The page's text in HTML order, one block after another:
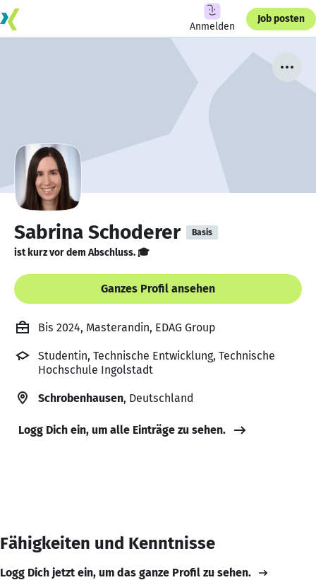
Anmelden
Job posten
Sabrina Schoderer Basis
ist kurz vor dem Abschluss. 🎓
Ganzes Profil ansehen
Bis 2024, Masterandin, EDAG Group
Studentin, Technische Entwicklung, Technische
Hochschule Ingolstadt
Schrobenhausen, Deutschland
Logg Dich ein, um alle Einträge zu sehen.
Fähigkeiten und Kenntnisse
Logg Dich jetzt ein, um das ganze Profil zu sehen.